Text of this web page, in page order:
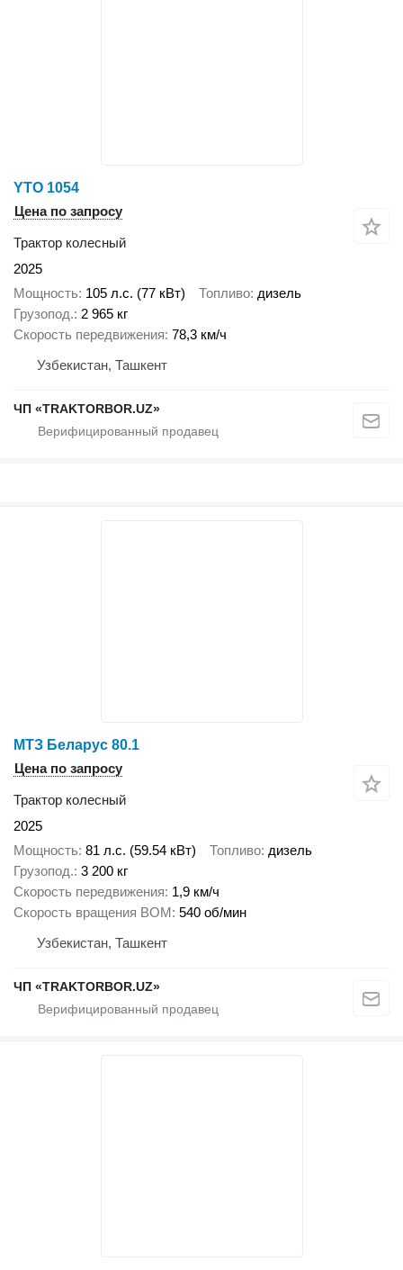
YTO 1054
Цена по запросу
Трактор колесный
2025
Мощность 105 л.с. (77 кВт) Топливо дизель
Грузопод. 2 965 кг
Скорость передвижения 78,3 км/ч
Узбекистан, Ташкент
ЧП «TRAKTORBOR.UZ»
МТЗ Беларус 80.1
Цена по запросу
Трактор колесный
2025
Мощность 81 л.с. (59.54 кВт) Топливо дизель
Грузопод. 3 200 кг
Скорость передвижения 1,9 км/ч
Скорость вращения ВОМ 540 об/мин
Узбекистан, Ташкент
ЧП «TRAKTORBOR.UZ»